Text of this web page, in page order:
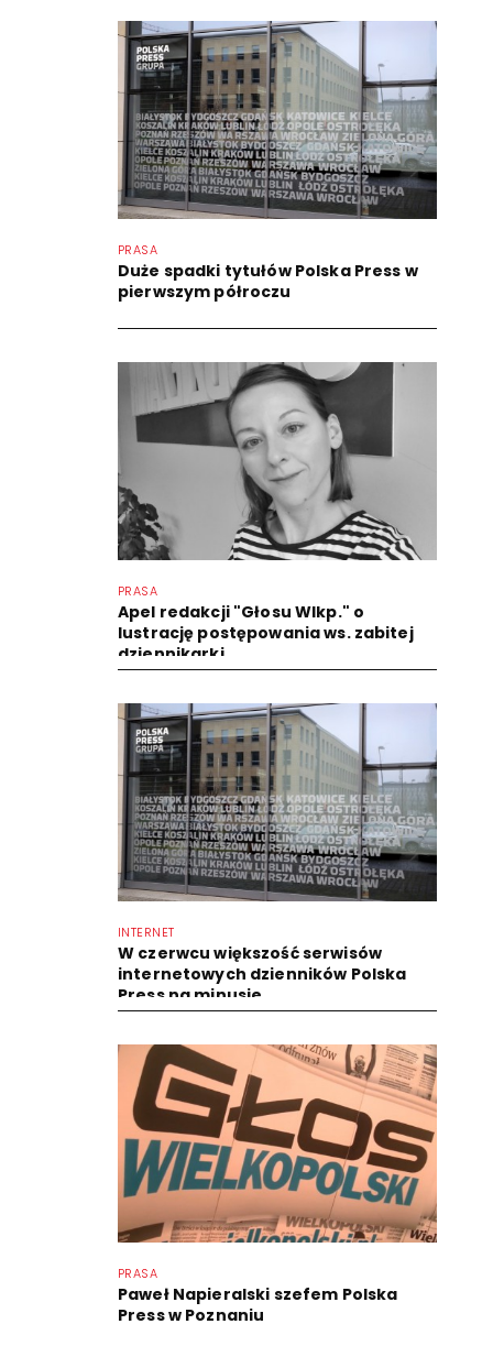
PRASA
Duże spadki tytułów Polska Press w
pierwszym półroczu
PRASA
Apel redakcji "Głosu Wlkp." o
lustrację postępowania ws. zabitej
dziennikarki
INTERNET
W czerwcu większość serwisów
internetowych dzienników Polska
Press na minusie
PRASA
Paweł Napieralski szefem Polska
Press w Poznaniu